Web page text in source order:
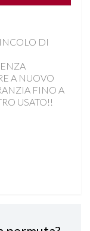
DI
A NUOVO
FINO A
USATO!!